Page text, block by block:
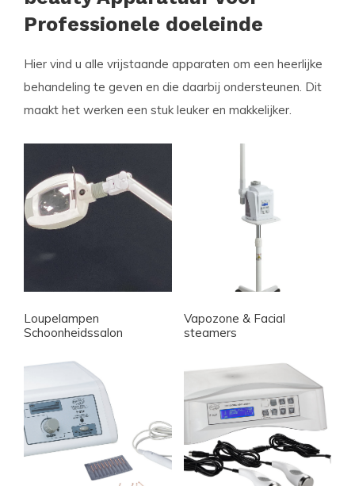
Professionele doeleinde
Hier vind u alle vrijstaande apparaten om een heerlijke
behandeling te geven en die daarbij ondersteunen. Dit
maakt het werken een stuk leuker en makkelijker.
Loupelampen
Schoonheidssalon
Vapozone & Facial
steamers